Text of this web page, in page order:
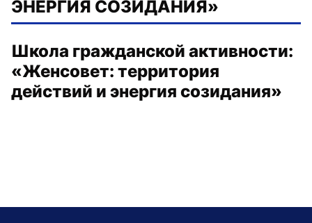
ЭНЕРГИЯ СОЗИДАНИЯ»
Школа гражданской активности:
«Женсовет: территория
действий и энергия созидания»